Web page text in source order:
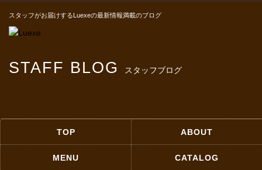
スタッフがお届けするLuexeの最新情報満載のブログ
STAFF BLOG スタッフブログ
TOP ABOUT
MENU CATALOG